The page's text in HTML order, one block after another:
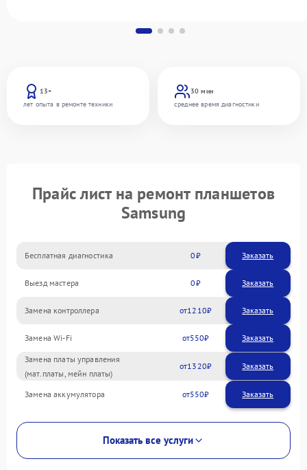
13+
лет опыта в ремонте техники
30 мин
среднее время диагностики
Прайс лист на ремонт планшетов
Samsung
Бесплатная диагностика 0 Заказать
Выезд мастера 0 Заказать
Замена контроллера 1210
Замена Wi-Fi 550
Замена платы управления
(мат.платы, мейн платы)
1320
Замена аккумулятора 550
Показать все услуги